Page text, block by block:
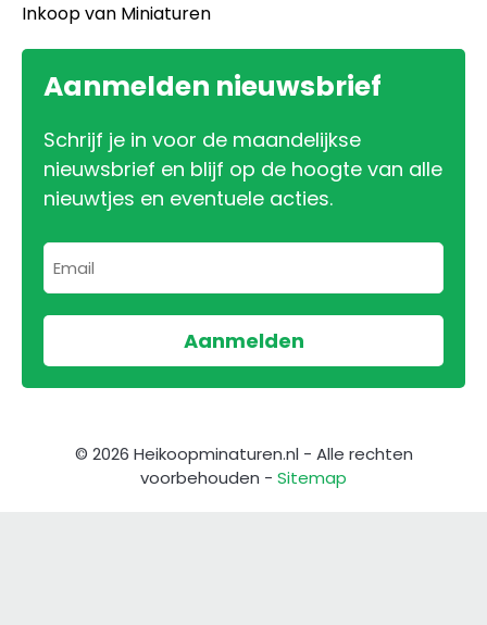
Inkoop van Miniaturen
Aanmelden nieuwsbrief
Schrijf je in voor de maandelijkse
nieuwsbrief en blijf op de hoogte van alle
nieuwtjes en eventuele acties.
© 2026 Heikoopminaturen.nl - Alle rechten
voorbehouden - Sitemap